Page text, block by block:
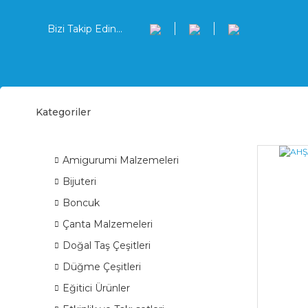
Bizi Takip Edin...
Kategoriler
ÜRÜN GRUPLARI
Amigurumi Malzemeleri
Bijuteri
Boncuk
Çanta Malzemeleri
Doğal Taş Çeşitleri
Düğme Çeşitleri
Eğitici Ürünler